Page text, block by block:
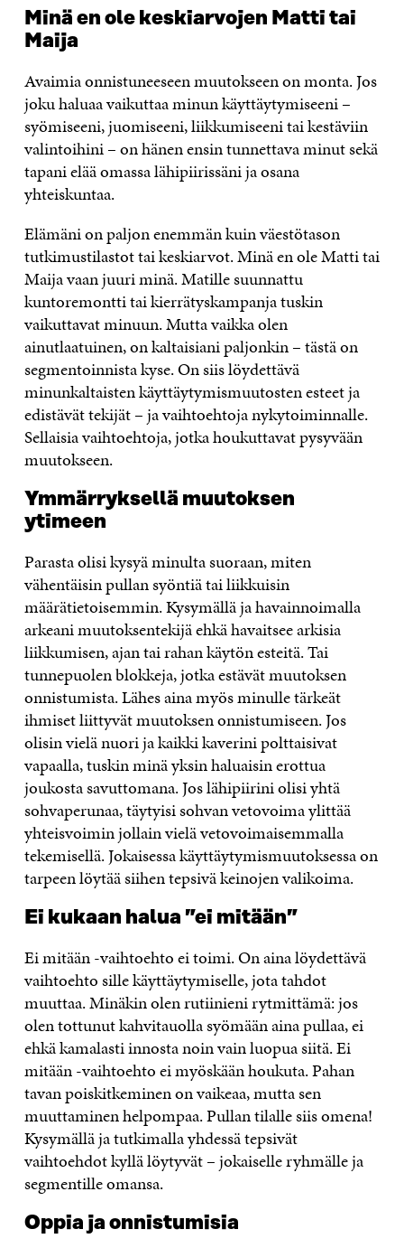
Minä en ole keskiarvojen Matti tai
Maija
Avaimia onnistuneeseen muutokseen on monta. Jos
joku haluaa vaikuttaa minun käyttäytymiseeni –
syömiseeni, juomiseeni, liikkumiseeni tai kestäviin
valintoihini – on hänen ensin tunnettava minut sekä
tapani elää omassa lähipiirissäni ja osana
yhteiskuntaa.
Elämäni on paljon enemmän kuin väestötason
tutkimustilastot tai keskiarvot. Minä en ole Matti tai
Maija vaan juuri minä. Matille suunnattu
kuntoremontti tai kierrätyskampanja tuskin
vaikuttavat minuun. Mutta vaikka olen
ainutlaatuinen, on kaltaisiani paljonkin – tästä on
segmentoinnista kyse. On siis löydettävä
minunkaltaisten käyttäytymismuutosten esteet ja
edistävät tekijät – ja vaihtoehtoja nykytoiminnalle.
Sellaisia vaihtoehtoja, jotka houkuttavat pysyvään
muutokseen.
Ymmärryksellä muutoksen
ytimeen
Parasta olisi kysyä minulta suoraan, miten
vähentäisin pullan syöntiä tai liikkuisin
määrätietoisemmin. Kysymällä ja havainnoimalla
arkeani muutoksentekijä ehkä havaitsee arkisia
liikkumisen, ajan tai rahan käytön esteitä. Tai
tunnepuolen blokkeja, jotka estävät muutoksen
onnistumista. Lähes aina myös minulle tärkeät
ihmiset liittyvät muutoksen onnistumiseen. Jos
olisin vielä nuori ja kaikki kaverini polttaisivat
vapaalla, tuskin minä yksin haluaisin erottua
joukosta savuttomana. Jos lähipiirini olisi yhtä
sohvaperunaa, täytyisi sohvan vetovoima ylittää
yhteisvoimin jollain vielä vetovoimaisemmalla
tekemisellä. Jokaisessa käyttäytymismuutoksessa on
tarpeen löytää siihen tepsivä keinojen valikoima.
Ei kukaan halua ”ei mitään”
Ei mitään -vaihtoehto ei toimi. On aina löydettävä
vaihtoehto sille käyttäytymiselle, jota tahdot
muuttaa. Minäkin olen rutiinieni rytmittämä: jos
olen tottunut kahvitauolla syömään aina pullaa, ei
ehkä kamalasti innosta noin vain luopua siitä. Ei
mitään -vaihtoehto ei myöskään houkuta. Pahan
tavan poiskitkeminen on vaikeaa, mutta sen
muuttaminen helpompaa. Pullan tilalle siis omena!
Kysymällä ja tutkimalla yhdessä tepsivät
vaihtoehdot kyllä löytyvät – jokaiselle ryhmälle ja
segmentille omansa.
Oppia ja onnistumisia